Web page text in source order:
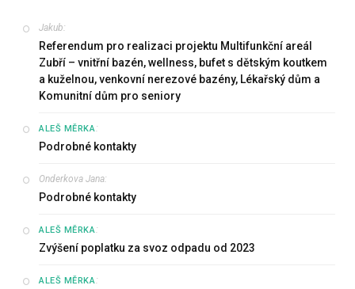
Jakub:
Referendum pro realizaci projektu Multifunkční areál
Zubří – vnitřní bazén, wellness, bufet s dětským koutkem
a kuželnou, venkovní nerezové bazény, Lékařský dům a
Komunitní dům pro seniory
ALEŠ MĚRKA:
Podrobné kontakty
Onderkova Jana:
Podrobné kontakty
ALEŠ MĚRKA:
Zvýšení poplatku za svoz odpadu od 2023
ALEŠ MĚRKA: